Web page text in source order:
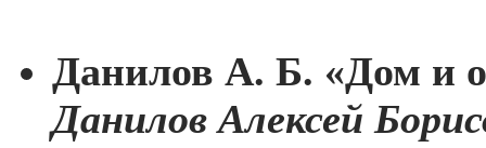
Данилов А. Б. «Дом и
Данилов Алексей